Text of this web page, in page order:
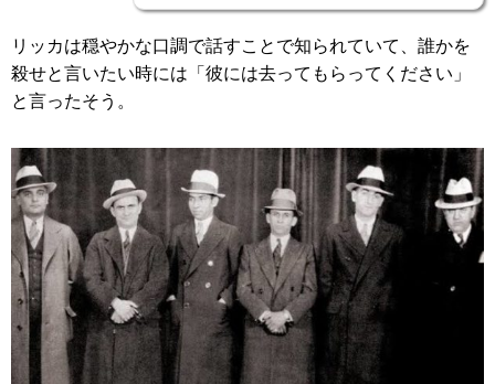
リッカは穏やかな口調で話すことで知られていて、誰かを
殺せと言いたい時には「彼には去ってもらってください」
と言ったそう。